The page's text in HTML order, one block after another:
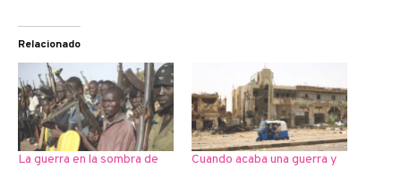
Relacionado
La guerra en la sombra de
Cuando acaba una guerra y